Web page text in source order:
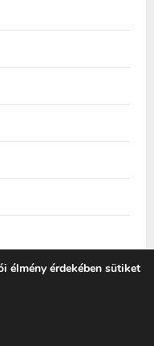
élmény érdekében sütiket